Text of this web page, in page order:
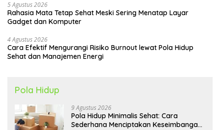
5 Agustus 2026
Rahasia Mata Tetap Sehat Meski Sering Menatap Layar
Gadget dan Komputer
4 Agustus 2026
Cara Efektif Mengurangi Risiko Burnout lewat Pola Hidup
Sehat dan Manajemen Energi
Pola Hidup
9 Agustus 2026
Pola Hidup Minimalis Sehat: Cara
Sederhana Menciptakan Keseimbangan